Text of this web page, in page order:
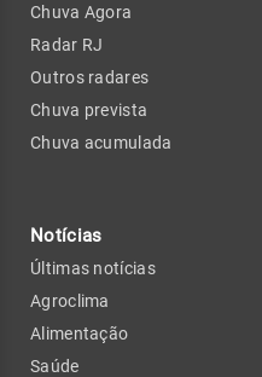
Chuva Agora
Radar RJ
Outros radares
Chuva prevista
Chuva acumulada
Notícias
Últimas notícias
Agroclima
Alimentação
Saúde